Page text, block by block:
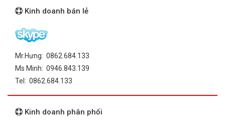
Kinh doanh bán lẻ
Mr.Hưng: 0862.684.133
Ms Minh: 0946.843.139
Tel: 0862.684.133
Kinh doanh phân phối